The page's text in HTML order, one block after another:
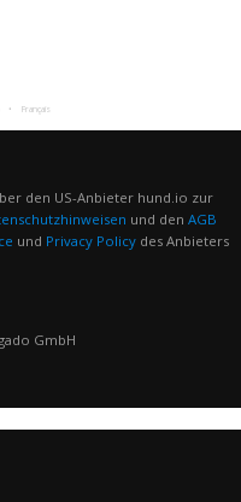
Français
den US-Anbieter hund.io zur
und den AGB
und Privacy Policydes Anbieters
GmbH